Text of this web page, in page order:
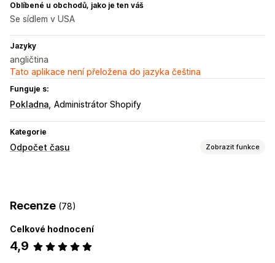
Oblíbené u obchodů, jako je ten váš
Se sídlem v USA
Jazyky
angličtina
Tato aplikace není přeložena do jazyka čeština
Funguje s:
Pokladna Administrátor Shopify
Kategorie
Odpočet času Zobrazit funkce
Oznamovací lišta
Automaticky otevíraná okna
Stránka pokladny
Recenze (78)
Celkové hodnocení
4,9